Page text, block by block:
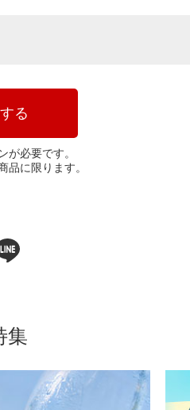
る
必要です。
に限ります。
集